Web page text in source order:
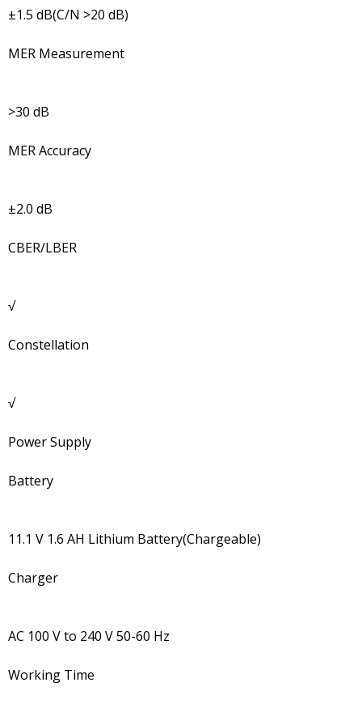
±1.5 dB(C/N >20 dB)
MER Measurement
>30 dB
MER Accuracy
±2.0 dB
CBER/LBER
√
Constellation
√
Power Supply
Battery
11.1 V 1.6 AH Lithium Battery(Chargeable)
Charger
AC 100 V to 240 V 50-60 Hz
Working Time